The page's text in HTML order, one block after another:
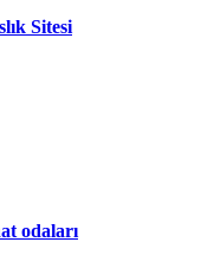
Sitesi
odaları